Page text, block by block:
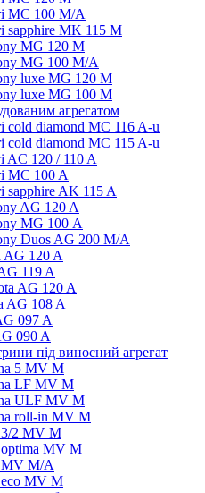
MC 100 M/A
sapphire MK 115 M
MG 120 M
MG 100 M/А
luxe MG 120 M
luxe MG 100 M
агрегатом
cold diamond MC 116 A-u
cold diamond MC 115 A-u
AC 120 / 110 A
MC 100 A
sapphire AK 115 A
AG 120 A
MG 100 А
Duos AG 200 M/A
AG 120 A
119 A
AG 120 A
AG 108 A
097 A
090 A
під виносний агрегат
5 MV M
LF MV M
ULF MV M
roll-in MV M
3/2 MV M
MV M
MV M/A
MV M